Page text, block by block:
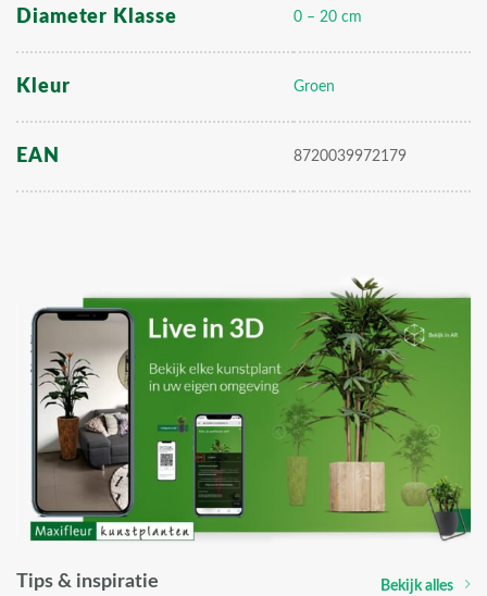
Diameter Klasse 0 – 20 cm
Kleur Groen
EAN 8720039972179
Tips & inspiratie Bekijk alles